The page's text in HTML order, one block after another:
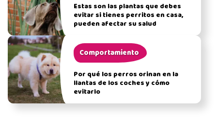
Estas son las plantas que debes
evitar si tienes perritos en casa,
pueden afectar su salud
Comportamiento
Por qué los perros orinan en la
llantas de los coches y cómo
evitarlo